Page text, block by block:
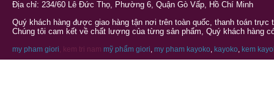
Địa chỉ: 234/60 Lê Đức Thọ, Phường 6, Quận Gò Vấp, Hồ Chí Minh
Quý khách hàng được giao hàng tận nơi trên toàn quốc, thanh toán
Chúng tôi cam kết về chất lượng của từng sản phẩm, Quý khách hàng
my pham giori, kem tri nam mỹ phẩm giori, my pham kayoko, kayoko, kem